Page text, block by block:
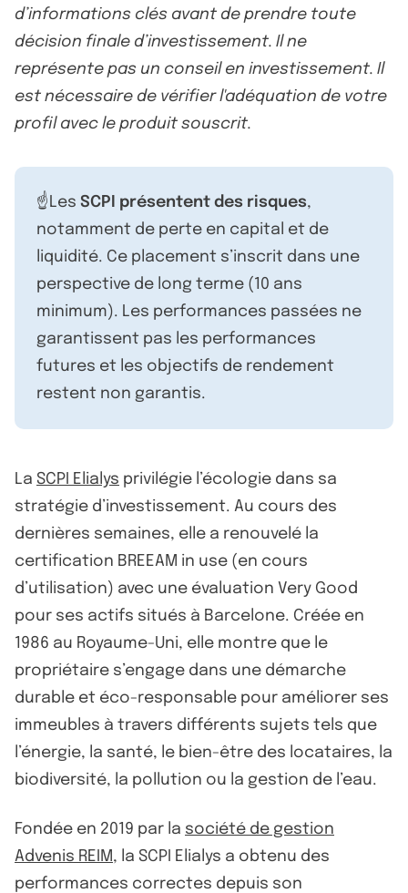
d’informations clés avant de prendre toute
décision finale d’investissement. Il ne
représente pas un conseil en investissement. Il
est nécessaire de vérifier l'adéquation de votre
profil avec le produit souscrit.
☝️Les SCPI présentent des risques,
notamment de perte en capital et de
liquidité. Ce placement s’inscrit dans une
perspective de long terme (10 ans
minimum). Les performances passées ne
garantissent pas les performances
futures et les objectifs de rendement
restent non garantis.
La SCPI Elialys privilégie l’écologie dans sa
stratégie d’investissement. Au cours des
dernières semaines, elle a renouvelé la
certification BREEAM in use (en cours
d’utilisation) avec une évaluation Very Good
pour ses actifs situés à Barcelone. Créée en
1986 au Royaume-Uni, elle montre que le
propriétaire s’engage dans une démarche
durable et éco-responsable pour améliorer ses
immeubles à travers différents sujets tels que
l’énergie, la santé, le bien-être des locataires, la
biodiversité, la pollution ou la gestion de l’eau.
Fondée en 2019 par la société de gestion
Advenis REIM, la SCPI Elialys a obtenu des
performances correctes depuis son